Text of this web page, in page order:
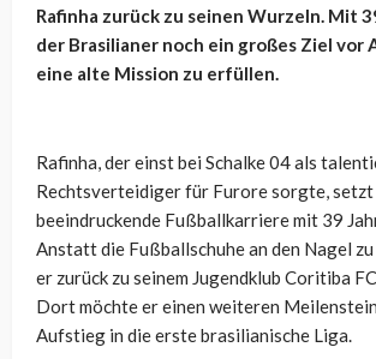
Rafinha zurück zu seinen Wurzeln. Mit
der Brasilianer noch ein großes Ziel vor
eine alte Mission zu erfüllen.
Rafinha, der einst bei Schalke 04 als
Rechtsverteidiger für Furore sorgte, setzt
beeindruckende Fußballkarriere mit 39
Anstatt die Fußballschuhe an den Nagel
er zurück zu seinem Jugendklub Coritiba
Dort möchte er einen weiteren
Aufstieg in die erste brasilianische Liga.